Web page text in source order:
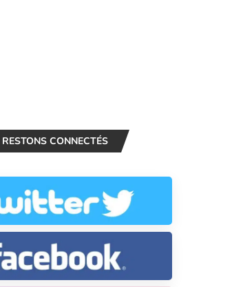
RESTONS CONNECTÉS